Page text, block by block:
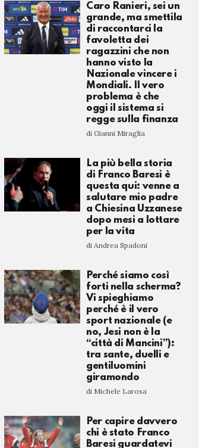
Caro Ranieri, sei un
grande, ma smettila
di raccontarci la
favoletta dei
ragazzini che non
hanno visto la
Nazionale vincere i
Mondiali. Il vero
problema è che
oggi il sistema si
regge sulla finanza
di Gianni Miraglia
La più bella storia
di Franco Baresi è
questa qui: venne a
salutare mio padre
a Chiesina Uzzanese
dopo mesi a lottare
per la vita
di Andrea Spadoni
Perché siamo così
forti nella scherma?
Vi spieghiamo
perché è il vero
sport nazionale (e
no, Jesi non è la
“città di Mancini”):
tra sante, duelli e
gentiluomini
giramondo
di Michele Larosa
Per capire davvero
chi è stato Franco
Baresi guardatevi